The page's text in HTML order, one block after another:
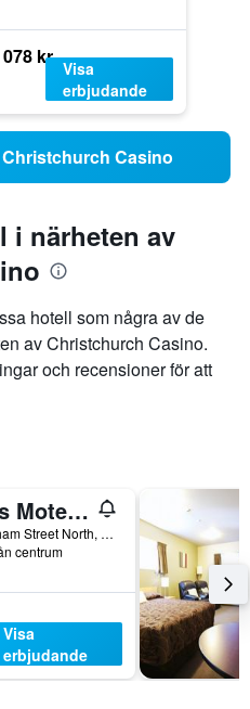
078 kr
Visa
erbjudande
Casino
i närheten av
hotell som några av de
av Christchurch Casino.
och recensioner för att
Focus Motel And Executive Suites
344 Durham Street North, Christchurch, Nya Zeeland
centrum
Visa
erbjudande